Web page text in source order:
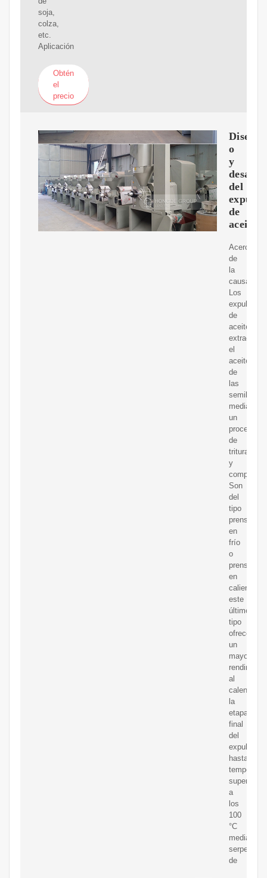
soja,
colza,
etc.
Aplicación
Obtén
el
precio
Dise?
o
y
del
de
aceite
Acerca
de
la
causa:
Los
expulsores
de
aceite
extraen
el
aceite
de
las
semillas
mediante
un
proceso
de
trituración
y
Son
del
tipo
prensado
en
frío
o
prensado
en
caliente;
este
último
tipo
ofrece
un
mayor
al
calentar
la
etapa
final
del
expulsor
hasta
superiores
a
los
100
°C
mediante
de